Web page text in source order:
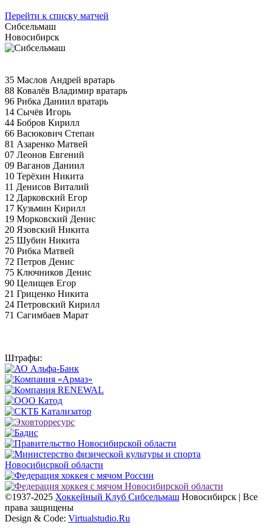
Перейти к списку матчей
Сибсельмаш
Новосибирск
35 Маслов Андрей вратарь
88 Ковалёв Владимир вратарь
96 Рибка Даниил вратарь
14 Сычёв Игорь
44 Бобров Кирилл
66 Васюкович Степан
81 Азаренко Матвей
07 Леонов Евгений
09 Ваганов Даниил
10 Терёхин Никита
11 Денисов Виталий
12 Дарковский Егор
17 Кузьмин Кирилл
19 Морковский Денис
20 Язовский Никита
25 Шубин Никита
70 Рибка Матвей
72 Петров Денис
75 Ключников Денис
90 Целищев Егор
21 Гриценко Никита
24 Петровский Кирилл
71 Сагимбаев Марат
Штрафы:
©1937-2025 Хоккейный Клуб Сибсельмаш Новосибирск | Все
права защищены
Design & Code: Virtualstudio.Ru